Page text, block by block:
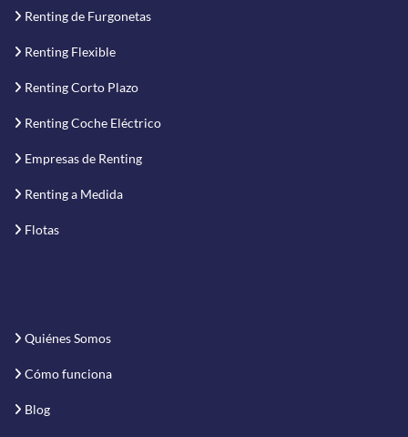
Renting de Furgonetas
Renting Flexible
Renting Corto Plazo
Renting Coche Eléctrico
Empresas de Renting
Renting a Medida
Flotas
Quiénes Somos
Cómo funciona
Blog